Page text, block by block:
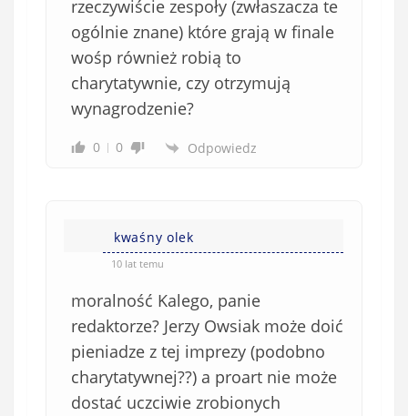
rzeczywiście zespoły (zwłaszacza te
ogólnie znane) które grają w finale
wośp również robią to
charytatywnie, czy otrzymują
wynagrodzenie?
0 0 Odpowiedz
kwaśny olek
10 lat temu
moralność Kalego, panie
redaktorze? Jerzy Owsiak może doić
pieniadze z tej imprezy (podobno
charytatywnej??) a proart nie może
dostać uczciwie zrobionych